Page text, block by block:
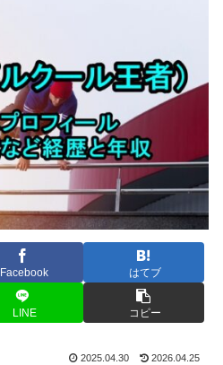
Facebook はてブ
LINE コピー
2025.04.30 2026.04.25